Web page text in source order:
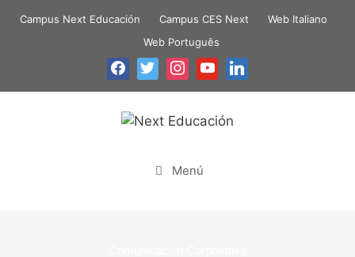
Campus Next Educación Campus CES Next
Web Italiano
Web Português
Menú